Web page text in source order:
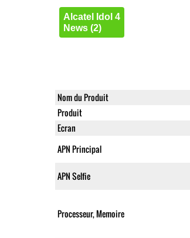
Alcatel Idol 4
News (2)
Nom du Produit
Produit
Ecran
APN Principal
APN Selfie
Processeur, Memoire